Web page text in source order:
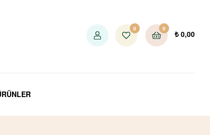
0 0
₺ 0,00